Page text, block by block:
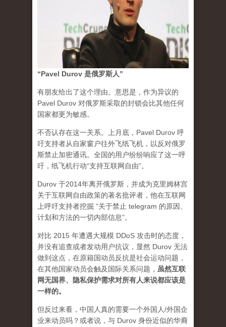
“Pavel Durov 是俄罗斯人”
有朋友给出了这个理由。意思是，作为异议的
Pavel Durov 对俄罗斯采取的封锁会比其他任何
国家都更为敏感。
不否认存在这一关系。上月底，Pavel Durov 呼
吁支持者从自家窗户往外飞纸飞机，以反对俄罗
斯禁止加密通讯。全国的用户纷纷响应了这一呼
吁，纸飞机行动“支持互联网自由”。
Durov 于2014年离开俄罗斯，并成为克里姆林宫
关于互联网自由政策的著名批评者，他在互联网
上呼吁支持者挖掘 “关于禁止 telegram 的原因、
计划和方法的一切内部信息”。
对比 2015 年遭遇大规模 DDoS 攻击时的态度，
并没有追查或者发动用户抗议，显然 Durov 无法
做到这点，在原籍国动员反抗是社会运动问题，
在其他国家动员会触及国际关系问题， 虽然互联
网无国界、隐私保护需求对所有人来说都应该是
一样的。
但反过来看，中国人真的需要一个外国人/外国企
业来动员吗？或者说，与 Durov 身份近似的华裔